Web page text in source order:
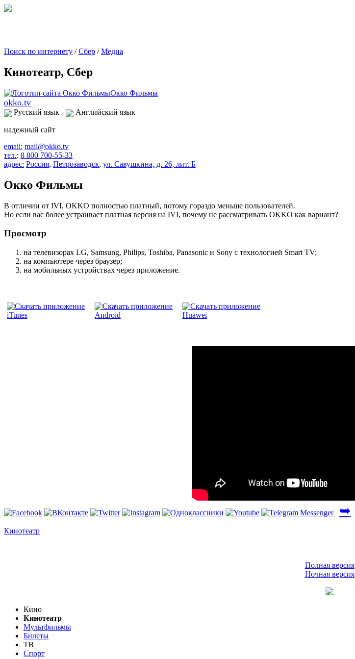
Поиск по интернету /Сбер /Медиа
Кинотеатр, Сбер
okko.tv
Русский язык - Английский язык
надежный сайт
email: mail@okko.tv
тел.: 8 800 700-55-33
адрес: Россия, Петрозаводск, ул. Савушкина, д. 26, лит. Б
Окко Фильмы
В отличии от IVI, OKKO полностью платный, потому гораздо меньше пользователей.
Но если вас более устраивает платная версия на IVI, почему не рассматривать OKKO как вариант?
Просмотр
на телевизорах LG, Samsung, Philips, Toshiba, Panasonic и Sony с технологией Smart TV;
на компьютере через браузер;
на мобильных устройствах через приложение.
➥
Кинотеатр
Полная версия
Ночная версия
Кино
Кинотеатр
Мультфильмы
Билеты
ТВ
Спорт